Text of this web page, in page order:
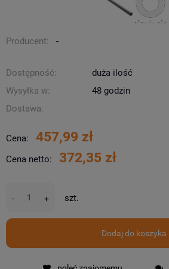
Producent: -
Dostępność:
duża ilość
Wysyłka w:
48 godzin
Dostawa:
Cena: 457,99 zł
Cena netto: 372,35 zł
- + szt.
Dodaj do koszyka